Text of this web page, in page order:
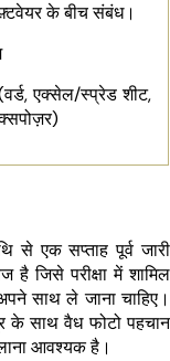
के बीच संबंध।
एक्सेल/स्प्रेड शीट,
से एक सप्ताह पूर्व जारी
जिसे परीक्षा में शामिल
अपने साथ ले जाना चाहिए।
के साथ वैध फोटो पहचान
आवश्यक है।